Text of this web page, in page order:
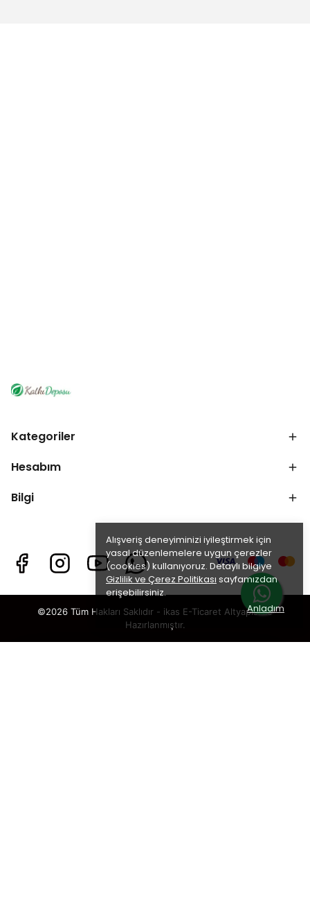
Alışveriş deneyiminizi iyileştirmek için
yasal düzenlemelere uygun çerezler
(cookies) kullanıyoruz. Detaylı bilgiye
Gizlilik ve Çerez Politikası sayfamızdan
erişebilirsiniz.
Anladım
Kategoriler
Hesabım
Bilgi
©2026 Tüm Hakları Saklıdır - ikas E-Ticaret Altyapısı ile
Hazırlanmıştır.